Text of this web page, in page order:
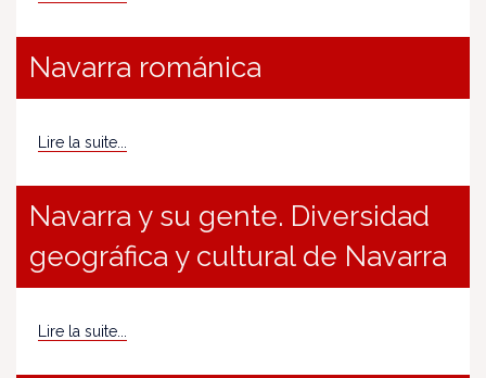
Navarra románica
Lire la suite...
Navarra y su gente. Diversidad
geográfica y cultural de Navarra
Lire la suite...